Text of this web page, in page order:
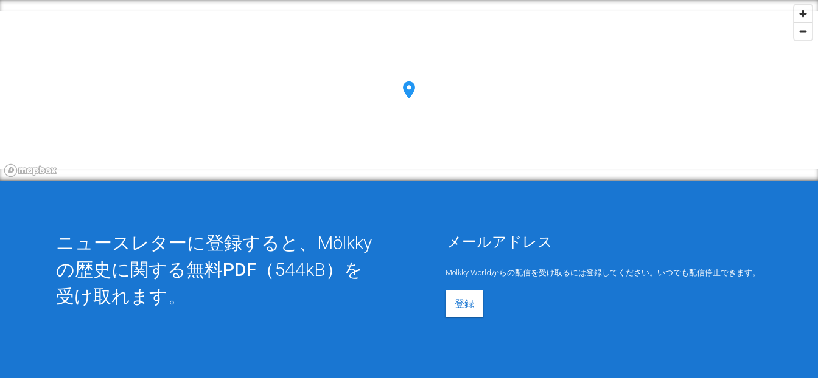
ニュースレターに登録すると、Mölkky
の歴史に関する無料PDF （544kB）を
受け取れます。
Mölkky Worldからの配信を受け取るには登録してください。いつでも配信停止できます。
登録